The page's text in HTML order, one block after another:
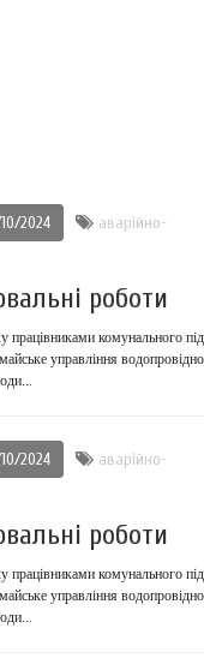
2024
аварійно-
роботи
комунального
управління
2024
аварійно-
роботи
комунального
управління